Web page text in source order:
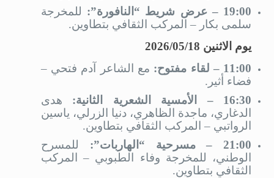
19:00 – عرض شريط “النافورة”:
للمخرجة
سلمى بكار – المركب الثقافي بتطاوين.
يوم الاثنين 2026/05/18
11:00 – لقاء مفتوح:
مع الشاعر آدم فتحي –
فضاء أثير.
16:30 – الأمسية الشعرية الثانية:
هدى
الدغاري، ماجدة الظاهري، دنيا الزرلي، ياسين
الرواتبي – المركب الثقافي بتطاوين.
21:00 – مسرحية “الهاربات”:
للمسرح
الوطني، للمخرجة وفاء الطبوبي – المركب
الثقافي بتطاوين.